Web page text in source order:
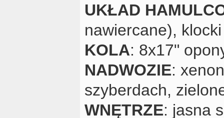
UKŁAD
nawiercane),
KOLA: 8x17"
NADWOZIE:
szyberdach,
WNĘTRZE: jasna